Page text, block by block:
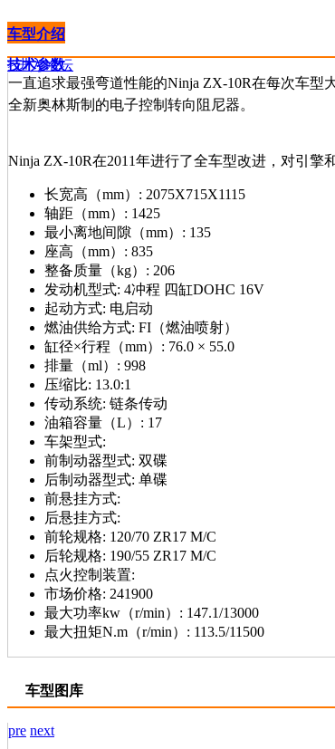
车型介绍
技术参数
>进入论坛
一直追求最强弯道性能的Ninja ZX-10R在每次车型
全新奥林斯制的电子控制转向阻尼器。
Ninja ZX-10R在2011年进行了全车型改进，对引擎
长宽高（mm）: 2075X715X1115
轴距（mm）: 1425
最小离地间隙（mm）: 135
座高（mm）: 835
整备质量（kg）: 206
发动机型式: 4冲程 四缸DOHC 16V
起动方式: 电启动
燃油供给方式: FI（燃油喷射）
缸径×行程（mm）: 76.0 × 55.0
排量（ml）: 998
压缩比: 13.0:1
传动系统: 链条传动
油箱容量（L）: 17
车架型式:
前制动器型式: 双碟
后制动器型式: 单碟
前悬挂方式:
后悬挂方式:
前轮规格: 120/70 ZR17 M/C
后轮规格: 190/55 ZR17 M/C
点火控制装置:
市场价格: 241900
最大功率kw（r/min）: 147.1/13000
最大扭矩N.m（r/min）: 113.5/11500
车型图库
pre next